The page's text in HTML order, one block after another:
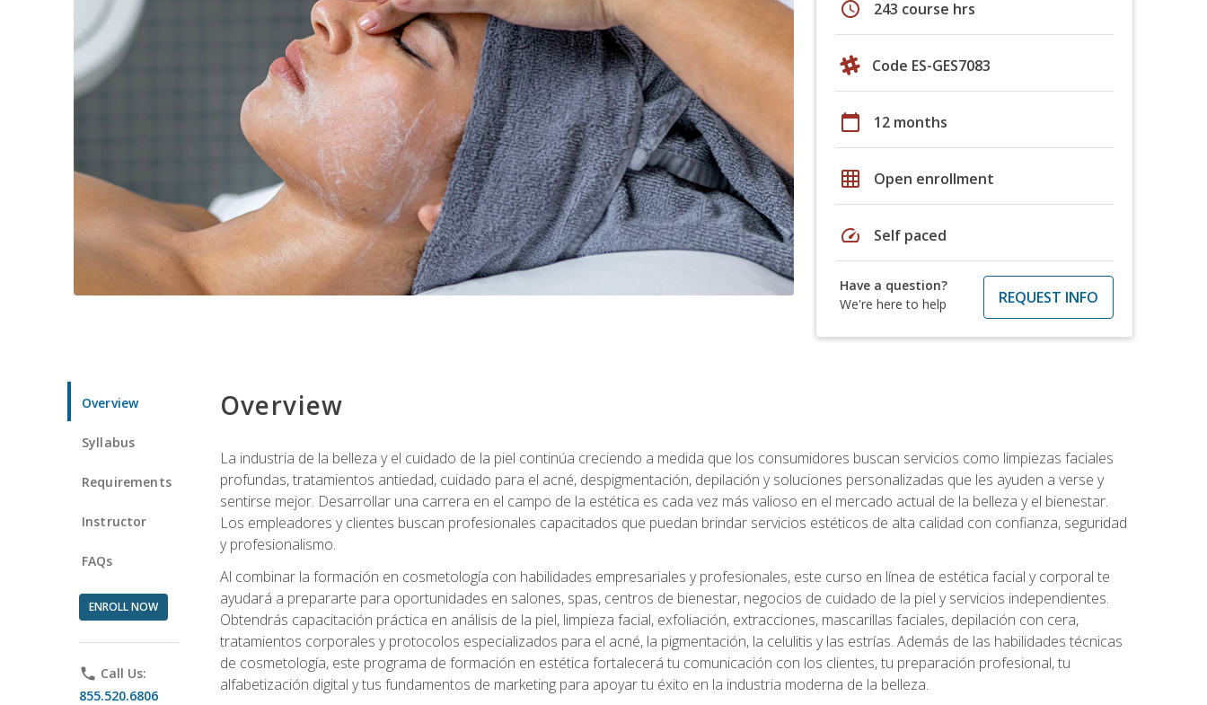
schedule 243 course hrs
Code ES-GES7083
calendar_today 12 months
grid_on Open enrollment
speed Self paced
Have a question?
We're here to help
REQUEST INFO
Overview
Syllabus
Requirements
Instructor
FAQs
ENROLL NOW
phone Call Us:
855.520.6806
Overview
La industria de la belleza y el cuidado de la piel continúa creciendo a medida que los consumidores buscan servicios como limpiezas faciales
profundas, tratamientos antiedad, cuidado para el acné, despigmentación, depilación y soluciones personalizadas que les ayuden a verse y
sentirse mejor. Desarrollar una carrera en el campo de la estética es cada vez más valioso en el mercado actual de la belleza y el bienestar.
Los empleadores y clientes buscan profesionales capacitados que puedan brindar servicios estéticos de alta calidad con confianza, seguridad
y profesionalismo.
Al combinar la formación en cosmetología con habilidades empresariales y profesionales, este curso en línea de estética facial y corporal te
ayudará a prepararte para oportunidades en salones, spas, centros de bienestar, negocios de cuidado de la piel y servicios independientes.
Obtendrás capacitación práctica en análisis de la piel, limpieza facial, exfoliación, extracciones, mascarillas faciales, depilación con cera,
tratamientos corporales y protocolos especializados para el acné, la pigmentación, la celulitis y las estrías. Además de las habilidades técnicas
de cosmetología, este programa de formación en estética fortalecerá tu comunicación con los clientes, tu preparación profesional, tu
alfabetización digital y tus fundamentos de marketing para apoyar tu éxito en la industria moderna de la belleza.